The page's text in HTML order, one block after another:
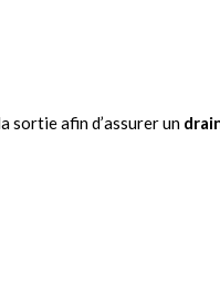
sortie afin d’assurer un